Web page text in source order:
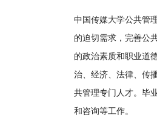
中国传媒大学公共管
的迫切需求，完善公
的政治素质和职业道
治、经济、法律、传
共管理专门人才。毕
和咨询等工作。